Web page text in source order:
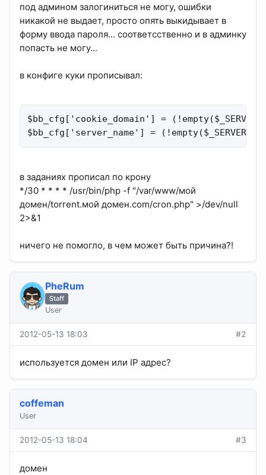
под админом залогиниться не могу, ошибки
никакой не выдает, просто опять выкидывает в
форму ввода пароля... соответсственно и в админку
попасть не могу...
в конфиге куки прописывал:
$bb_cfg['cookie_domain'] =
$bb_cfg['server_name'] =
в заданиях прописал по крону
*/30 * * * * /usr/bin/php -f "/var/www/мой
домен/torrent.мой домен.com/cron.php" >/dev/null
2>&1
ничего не помогло, в чем может быть причина?!
PheRum
Staff
User
2012-05-13 18:03 #2
используется домен или IP адрес?
coffeman
User
2012-05-13 18:04 #3
домен